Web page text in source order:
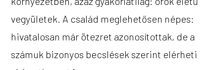
vegyületek. A család meglehetősen népes:
hivatalosan már ötezret azonosítottak, de a
számuk bizonyos becslések szerint elérheti